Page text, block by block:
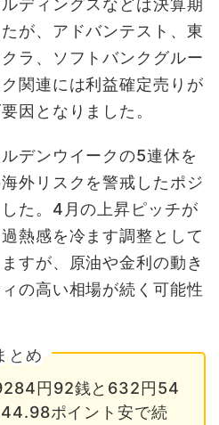
ディングスなどは決算期
が、アドバンテスト、東
ラ、ソフトバンクグルー
関連には利益確定売りが
因となりました。
デンウイークの5連休を
外リスクを警戒したポジ
た。4月の上昇ピッチが
熱感を冷ます調整として
すが、原油や金利の動き
の高い相場が続く可能性
とめ
円92銭と632円54
ポイント安で続